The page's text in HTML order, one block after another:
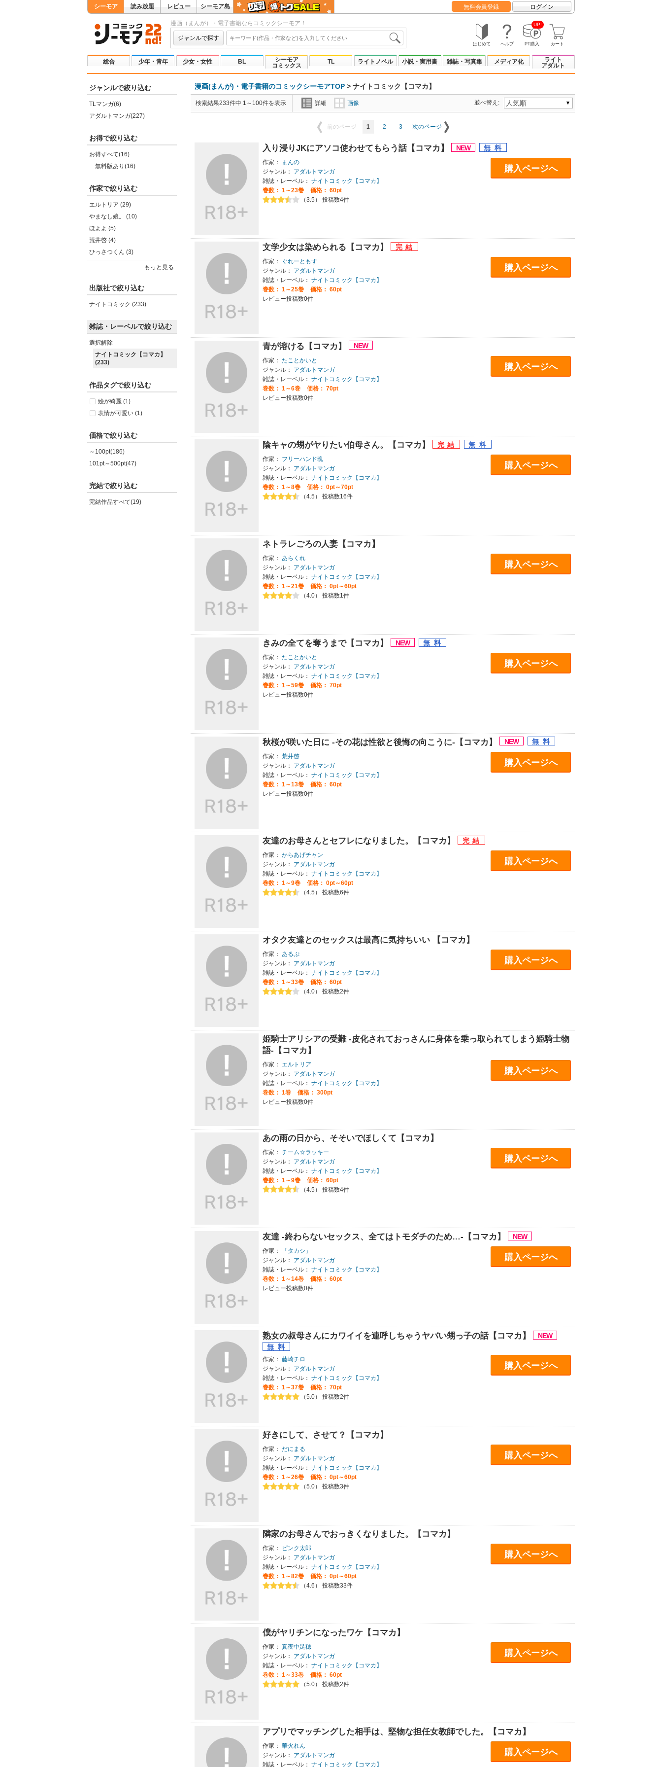
シーモア 読み放題 レビュー シーモア島 無料会員登録 ログイン
漫画（まんが）・電子書籍ならコミックシーモア！
ジャンルで探す
はじめて ヘルプ
UP!
PT購入 カート
総合 少年・青年 少女・女性 BL
シーモア
コミックス
TL ライトノベル 小説・実用書 雑誌・写真集 メディア化
ライト
アダルト
ジャンルで絞り込む
TLマンガ(6)
アダルトマンガ(227)
お得で絞り込む
お得すべて(16)
無料版あり(16)
作家で絞り込む
エルトリア (29)
やまなし娘。 (10)
ほよよ (5)
荒井啓 (4)
ひっさつくん (3)
もっと見る
出版社で絞り込む
ナイトコミック (233)
雑誌・レーベルで絞り込む
選択解除
ナイトコミック【コマカ】
(233)
作品タグで絞り込む
絵が綺麗 (1)
表情が可愛い (1)
価格で絞り込む
～100pt(186)
101pt～500pt(47)
完結で絞り込む
完結作品すべて(19)
漫画(まんが)・電子書籍のコミックシーモアTOP > ナイトコミック【コマカ】
検索結果233件中 1～100件を表示 詳細 画像 並べ替え:
前のページ 1 2 3 次のページ
入り浸りJKにアソコ使わせてもらう話【コマカ】
作家：
まんの
ジャンル：
アダルトマンガ
雑誌・レーベル： ナイトコミック【コマカ】
巻数： 1～23巻
価格： 60pt
（3.5） 投稿数4件
購入ページへ
文学少女は染められる【コマカ】
作家：
ぐれーともす
ジャンル：
アダルトマンガ
雑誌・レーベル： ナイトコミック【コマカ】
巻数： 1～25巻
価格： 60pt
レビュー投稿数0件
購入ページへ
青が溶ける【コマカ】
作家： たことかいと
ジャンル：
アダルトマンガ
雑誌・レーベル： ナイトコミック【コマカ】
巻数： 1～6巻
価格： 70pt
レビュー投稿数0件
購入ページへ
陰キャの甥がヤりたい伯母さん。【コマカ】
作家：
フリーハンド魂
ジャンル：
アダルトマンガ
雑誌・レーベル： ナイトコミック【コマカ】
巻数： 1～8巻
価格： 0pt～70pt
（4.5） 投稿数16件
購入ページへ
ネトラレごろの人妻【コマカ】
作家： あらくれ
ジャンル：
アダルトマンガ
雑誌・レーベル： ナイトコミック【コマカ】
巻数： 1～21巻
価格： 0pt～60pt
（4.0） 投稿数1件
購入ページへ
きみの全てを奪うまで【コマカ】
作家： たことかいと
ジャンル：
アダルトマンガ
雑誌・レーベル： ナイトコミック【コマカ】
巻数： 1～59巻
価格： 70pt
レビュー投稿数0件
購入ページへ
秋桜が咲いた日に -その花は性欲と後悔の向こうに-【コマカ】
作家： 荒井啓
ジャンル：
アダルトマンガ
雑誌・レーベル： ナイトコミック【コマカ】
巻数： 1～13巻
価格： 60pt
レビュー投稿数0件
購入ページへ
友達のお母さんとセフレになりました。【コマカ】
作家： からあげチャン
ジャンル：
アダルトマンガ
雑誌・レーベル： ナイトコミック【コマカ】
巻数： 1～9巻
価格： 0pt～60pt
（4.5） 投稿数6件
購入ページへ
オタク友達とのセックスは最高に気持ちいい 【コマカ】
作家： あるぷ
ジャンル：
アダルトマンガ
雑誌・レーベル： ナイトコミック【コマカ】
巻数： 1～33巻
価格： 60pt
（4.0） 投稿数2件
購入ページへ
姫騎士アリシアの受難 -皮化されておっさんに身体を乗っ取られてしまう姫騎士物
語-【コマカ】
作家： エルトリア
ジャンル：
アダルトマンガ
雑誌・レーベル： ナイトコミック【コマカ】
巻数： 1巻
価格： 300pt
レビュー投稿数0件
購入ページへ
あの雨の日から、そそいでほしくて【コマカ】
作家： チーム☆ラッキー
ジャンル：
アダルトマンガ
雑誌・レーベル： ナイトコミック【コマカ】
巻数： 1～9巻
価格： 60pt
（4.5） 投稿数4件
購入ページへ
友達 -終わらないセックス、全てはトモダチのため…-【コマカ】
作家：
「タカシ」
ジャンル：
アダルトマンガ
雑誌・レーベル： ナイトコミック【コマカ】
巻数： 1～14巻
価格： 60pt
レビュー投稿数0件
購入ページへ
熟女の叔母さんにカワイイを連呼しちゃうヤバい甥っ子の話【コマカ】
作家： 藤崎チロ
ジャンル：
アダルトマンガ
雑誌・レーベル： ナイトコミック【コマカ】
巻数： 1～37巻
価格： 70pt
（5.0） 投稿数2件
購入ページへ
好きにして、させて？【コマカ】
作家： だにまる
ジャンル：
アダルトマンガ
雑誌・レーベル： ナイトコミック【コマカ】
巻数： 1～26巻
価格： 0pt～60pt
（5.0） 投稿数3件
購入ページへ
隣家のお母さんでおっきくなりました。【コマカ】
作家：
ピンク太郎
ジャンル：
アダルトマンガ
雑誌・レーベル： ナイトコミック【コマカ】
巻数： 1～82巻
価格： 0pt～60pt
（4.6） 投稿数33件
購入ページへ
僕がヤリチンになったワケ【コマカ】
作家： 真夜中足穂
ジャンル：
アダルトマンガ
雑誌・レーベル： ナイトコミック【コマカ】
巻数： 1～33巻
価格： 60pt
（5.0） 投稿数2件
購入ページへ
アプリでマッチングした相手は、堅物な担任女教師でした。【コマカ】
作家： 華火れん
ジャンル：
アダルトマンガ
雑誌・レーベル： ナイトコミック【コマカ】
購入ページへ